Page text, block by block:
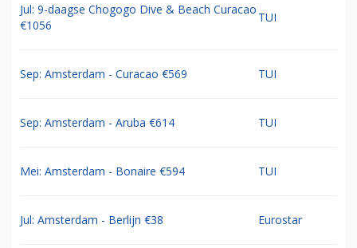
Jul: 9-daagse Chogogo Dive & Beach Curacao
€1056
TUI
Sep: Amsterdam - Curacao €569 TUI
Sep: Amsterdam - Aruba €614 TUI
Mei: Amsterdam - Bonaire €594 TUI
Jul: Amsterdam - Berlijn €38 Eurostar